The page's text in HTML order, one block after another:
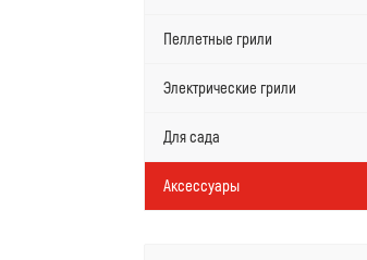
Пеллетные грили
Электрические грили
Для сада
Аксессуары